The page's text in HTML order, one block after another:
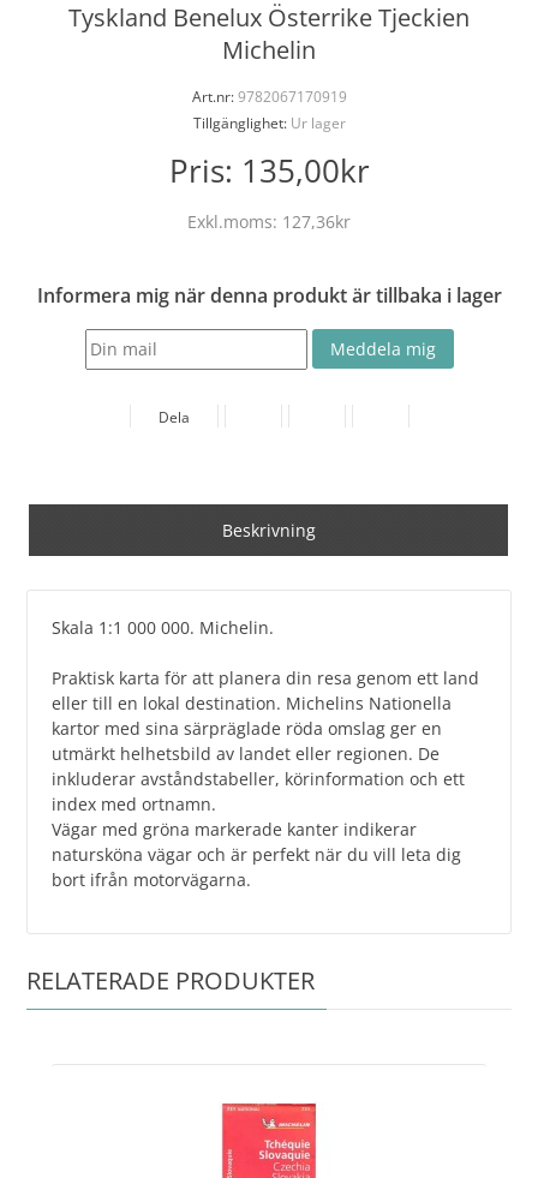
Tyskland Benelux Österrike Tjeckien
Michelin
Art.nr:9782067170919
Tillgänglighet:Ur lager
Pris: 135,00kr
Exkl.moms: 127,36kr
Informera mig när denna produkt är tillbaka i lager
Dela
Beskrivning
Skala 1:1 000 000. Michelin.
Praktisk karta för att planera din resa genom ett land
eller till en lokal destination. Michelins Nationella
kartor med sina särpräglade röda omslag ger en
utmärkt helhetsbild av landet eller regionen. De
inkluderar avståndstabeller, körinformation och ett
index med ortnamn.
Vägar med gröna markerade kanter indikerar
natursköna vägar och är perfekt när du vill leta dig
bort ifrån motorvägarna.
RELATERADE PRODUKTER